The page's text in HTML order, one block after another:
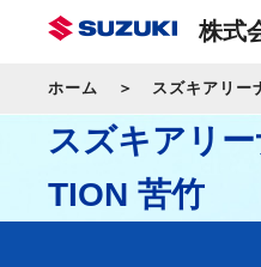
株式
ホーム スズキアリー
スズキアリー
TION 苦竹